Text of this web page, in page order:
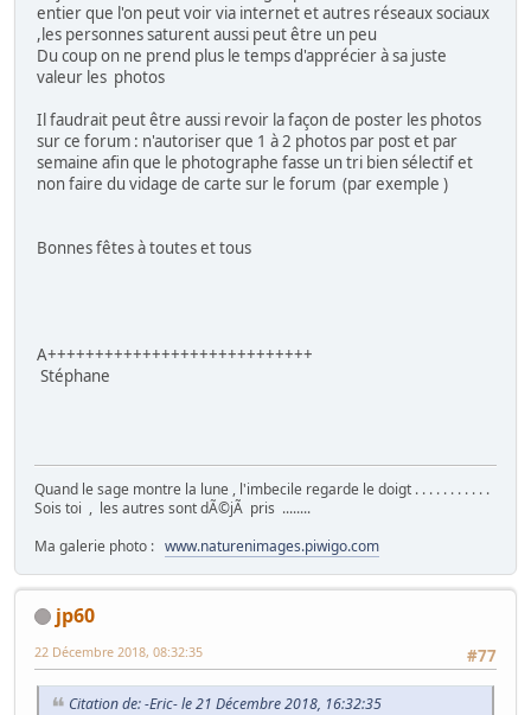
entier que l'on peut voir via internet et autres réseaux sociaux
,les personnes saturent aussi peut être un peu
Du coup on ne prend plus le temps d'apprécier à sa juste
valeur les photos
Il faudrait peut être aussi revoir la façon de poster les photos
sur ce forum : n'autoriser que 1 à 2 photos par post et par
semaine afin que le photographe fasse un tri bien sélectif et
non faire du vidage de carte sur le forum (par exemple )
Bonnes fêtes à toutes et tous
A++++++++++++++++++++++++++++
Stéphane
Quand le sage montre la lune , l'imbecile regarde le doigt . . . . . . . . . . .
Sois toi , les autres sont dÃ©jÃ pris ........
Ma galerie photo : www.naturenimages.piwigo.com
jp60
#77
22 Décembre 2018, 08:32:35
Citation de: -Eric- le 21 Décembre 2018, 16:32:35